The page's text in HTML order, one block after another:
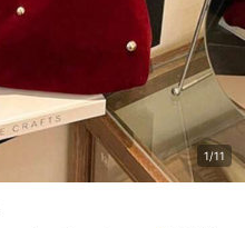
1/11